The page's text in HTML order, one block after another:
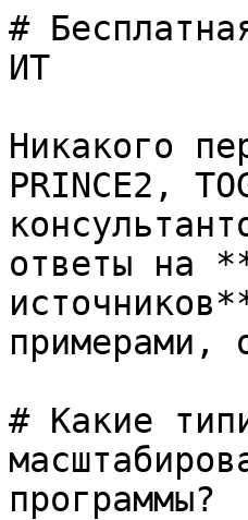
#
ИТ
Никакого
PRINCE2,
ответы на
примерами,
# Какие
программы?